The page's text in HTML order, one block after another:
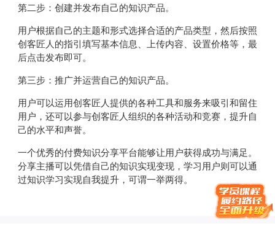
第二步：创建并发布自己的知识产品。
用户根据自己的主题和形式选择合适的产品类型，然后按照
创客匠人的指引填写基本信息、上传内容、设置价格等，最
后点击发布即可。
第三步：推广并运营自己的知识产品。
用户可以运用创客匠人提供的各种工具和服务来吸引和留住
用户，还可以参与创客匠人组织的各种活动和竞赛，提升自
己的水平和声誉。
一个优秀的付费知识分享平台能够让用户获得成功与满足。
分享主播可以凭借自己的知识实现变现，学习用户则可以通
过知识学习实现自我提升，可谓一举两得。